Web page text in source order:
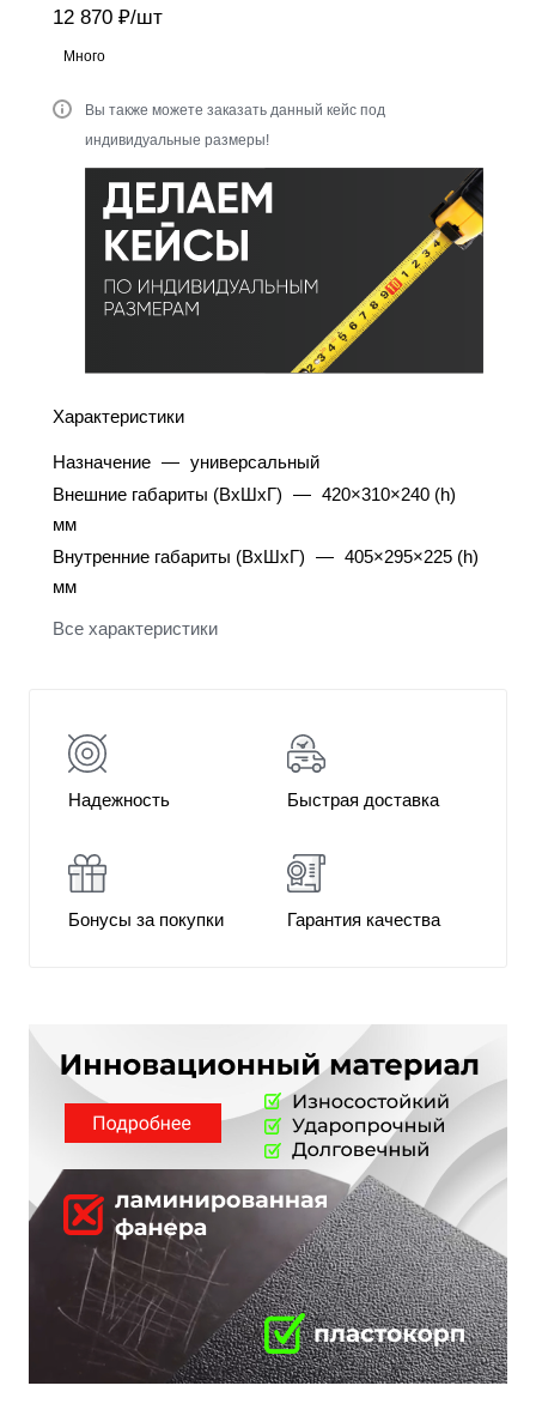
12 870 ₽/шт
Много
Вы также можете заказать данный кейс под
индивидуальные размеры!
Характеристики
Назначение — универсальный
Внешние габариты (ВхШхГ) — 420×310×240 (h)
мм
Внутренние габариты (ВхШхГ) — 405×295×225 (h)
мм
Все характеристики
Надежность Быстрая доставка
Бонусы за покупки Гарантия качества